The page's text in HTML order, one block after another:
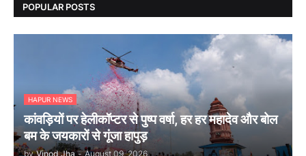
POPULAR POSTS
HAPUR NEWS
कांवड़ियों पर हेलीकॉप्टर से पुष्प वर्षा, हर हर महादेव और बोल
बम के जयकारों से गूंजा हापुड़
by Vinod Jha - August 09, 2026